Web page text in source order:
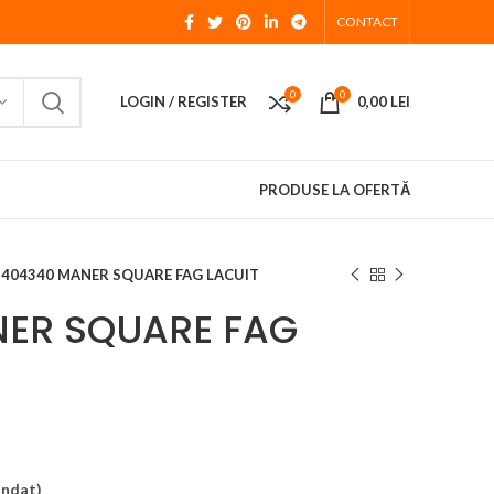
CONTACT
LOGIN / REGISTER 0 0 0,00 LEI
PRODUSE LA OFERTĂ
404340 MANER SQUARE FAG LACUIT
SQUARE FAG